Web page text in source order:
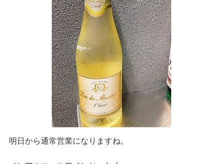
明日から通常営業になりますね。